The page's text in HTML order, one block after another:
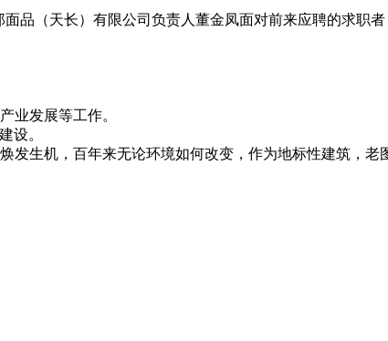
品（天长）有限公司负责人董金凤面对前来应聘的求职
业发展等工作。
设。
发生机，百年来无论环境如何改变，作为地标性建筑，